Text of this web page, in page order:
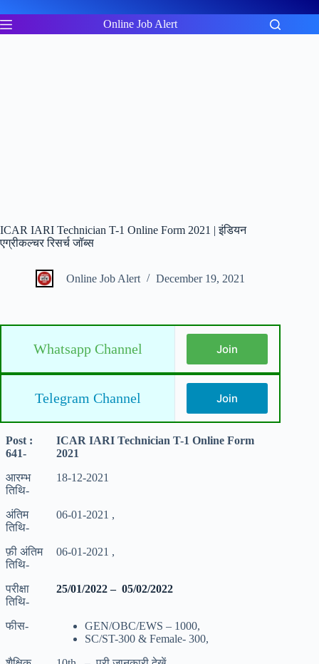
to
content
Online Job Alert
ICAR IARI Technician T-1 Online Form 2021 | इंडियन
एग्रीकल्चर रिसर्च जॉब्स
Online Job Alert December 19, 2021
Whatsapp Channel Join
Telegram Channel Join
Post :
641-
ICAR IARI Technician T-1 Online Form
2021
आरम्भ
तिथि-
18-12-2021
अंतिम
तिथि-
06-01-2021 ,
फ़ी अंतिम
तिथि-
06-01-2021 ,
परीक्षा
तिथि-
25/01/2022 – 05/02/2022
फीस-
GEN/OBC/EWS – 1000,
SC/ST-300 & Female- 300,